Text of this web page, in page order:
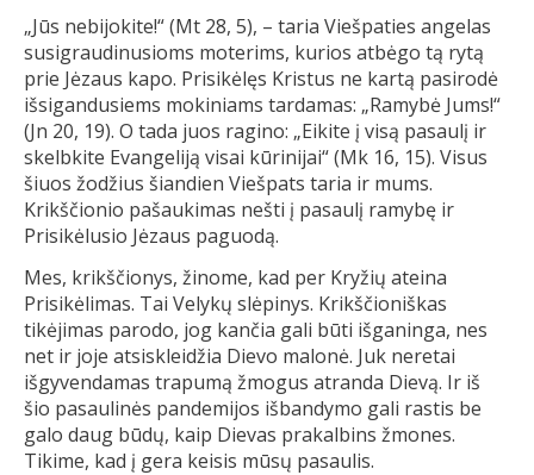
„Jūs nebijokite!“ (Mt 28, 5), – taria Viešpaties angelas
susigraudinusioms moterims, kurios atbėgo tą rytą
prie Jėzaus kapo. Prisikėlęs Kristus ne kartą pasirodė
išsigandusiems mokiniams tardamas: „Ramybė Jums!“
(Jn 20, 19). O tada juos ragino: „Eikite į visą pasaulį ir
skelbkite Evangeliją visai kūrinijai“ (Mk 16, 15). Visus
šiuos žodžius šiandien Viešpats taria ir mums.
Krikščionio pašaukimas nešti į pasaulį ramybę ir
Prisikėlusio Jėzaus paguodą.
Mes, krikščionys, žinome, kad per Kryžių ateina
Prisikėlimas. Tai Velykų slėpinys. Krikščioniškas
tikėjimas parodo, jog kančia gali būti išganinga, nes
net ir joje atsiskleidžia Dievo malonė. Juk neretai
išgyvendamas trapumą žmogus atranda Dievą. Ir iš
šio pasaulinės pandemijos išbandymo gali rastis be
galo daug būdų, kaip Dievas prakalbins žmones.
Tikime, kad į gera keisis mūsų pasaulis.